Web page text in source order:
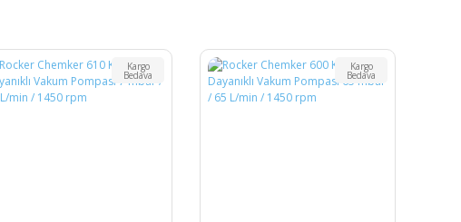
Kargo
Bedava
Kargo
Bedava